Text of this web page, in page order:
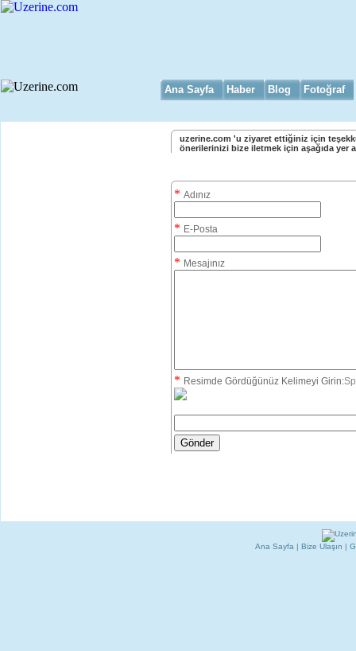
Ana Sayfa Haber Blog Fotoğraf
uzerine.com 'u ziyaret ettiğiniz için
önerilerinizi bize iletmek için aşağıda yer
* Adınız
* E-Posta
* Mesajınız
* Resimde Gördüğünüz Kelimeyi Girin:
Ana Sayfa | Bize Ulaşın |